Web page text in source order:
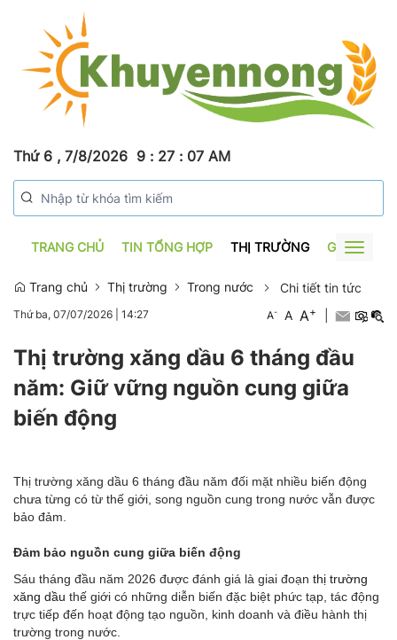
Thứ 6 , 7/8/2026 9 : 27 : 08 AM
TRANG CHỦ TIN TỔNG HỢP THỊ TRƯỜNG GƯƠNG
Toggle
Trang chủ
Thị trường Trong nước Chi tiết tin tức
Thứ ba, 07/07/2026 14:27 A- A A+
Thị trường xăng dầu 6 tháng đầu
năm: Giữ vững nguồn cung giữa
biến động
Thị trường xăng dầu 6 tháng đầu năm đối mặt nhiều biến động
chưa từng có từ thế giới, song nguồn cung trong nước vẫn được
bảo đảm.
Đảm bảo nguồn cung giữa biến động
Sáu tháng đầu năm 2026 được đánh giá là giai đoạn thị trường
xăng dầu thế giới có những diễn biến đặc biệt phức tạp, tác động
trực tiếp đến hoạt động tạo nguồn, kinh doanh và điều hành thị
trường trong nước.